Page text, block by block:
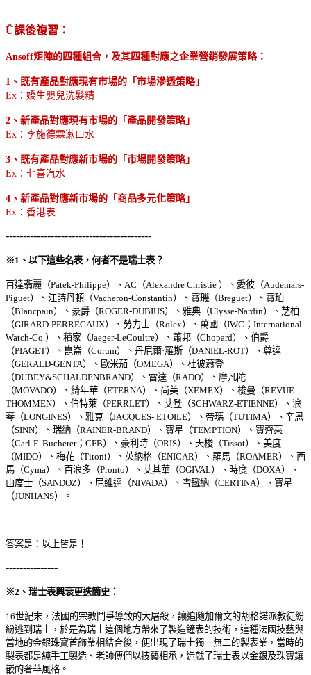
Ü課後複習：
Ansoff矩陣的四種組合，及其四種對應之企業營銷發展策略：
1 、既有產品對應現有市場的「市場滲透策略」
Ex：嬌生嬰兒洗髮精
2 、新產品對應現有市場的「產品開發策略」
Ex：李施德霖漱口水
3 、既有產品對應新市場的「市場開發策略」
Ex：七喜汽水
4 、新產品對應新市場的「商品多元化策略」
Ex：香港表
------------------------------------------
※1 、以下這些名表，何者不是瑞士表？
百達翡麗（Patek-Philippe）、 AC （Alexandre Christie ）、愛彼（Audemars-
Piguet）、江詩丹頓（Vacheron-Constantin）、寶璣（Breguet）、寶珀
（Blancpain）、豪爵（ROGER-DUBIUS）、雅典（Ulysse-Nardin）、芝柏
（GIRARD-PERREGAUX）、勞力士（Rolex）、萬國（IWC ； International-
Watch-Co. ）、積家（Jaeger-LeCoultre）、蕭邦（Chopard）、伯爵
（PIAGET）、崑崙（Corum）、丹尼爾·羅斯（DANIEL-ROT）、尊達
（GERALD-GENTA）、歐米茄（OMEGA）、杜彼蕭登
（DUBEY&SCHALDENBRAND）、雷達（RADO）、摩凡陀
（MOVADO）、綺年華（ETERNA）、尚美（XEMEX）、梭曼（REVUE-
THOMMEN）、伯特萊（PERRLET）、艾登（SCHWARZ-ETIENNE）、浪
琴（LONGINES）、雅克（JACQUES- ETOILE）、帝瑪（TUTIMA）、辛恩
（SINN）、瑞納（RAINER-BRAND）、寶星（TEMPTION）、寶齊萊
（Carl-F.-Bucherer； CFB）、豪利時（ORIS）、天梭（Tissot）、美度
（MIDO）、梅花（Titoni）、英納格（ENICAR）、羅馬（ROAMER）、西
馬（Cyma）、百浪多（Pronto）、艾其華（OGIVAL）、時度（DOXA）、
山度士（SANDOZ）、尼維達（NIVADA）、雪鐵納（CERTINA）、寶星
（JUNHANS）。
答案是：以上皆是！
---------------
※2 、瑞士表興衰更迭簡史：
16世紀末，法國的宗教鬥爭導致的大屠殺，讓追隨加爾文的胡格諾派教徒紛
紛逃到瑞士，於是為瑞士這個地方帶來了製造鐘表的技術，這種法國技藝與
當地的金銀珠寶首飾業相結合後，便出現了瑞士獨一無二的製表業，當時的
製表都是純手工製造、老師傅們以技藝相承，造就了瑞士表以金銀及珠寶鑲
嵌的奢華風格。